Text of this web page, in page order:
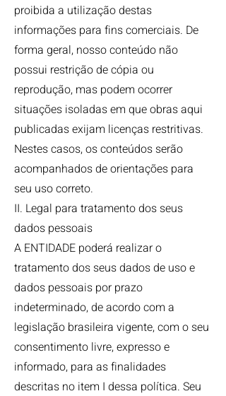
proibida a utilização destas
informações para fins comerciais. De
forma geral, nosso conteúdo não
possui restrição de cópia ou
reprodução, mas podem ocorrer
situações isoladas em que obras aqui
publicadas exijam licenças restritivas.
Nestes casos, os conteúdos serão
acompanhados de orientações para
seu uso correto.
II. Legal para tratamento dos seus
dados pessoais
A ENTIDADE poderá realizar o
tratamento dos seus dados de uso e
dados pessoais por prazo
indeterminado, de acordo com a
legislação brasileira vigente, com o seu
consentimento livre, expresso e
informado, para as finalidades
descritas no item I dessa política. Seu